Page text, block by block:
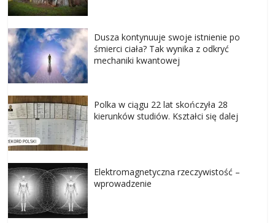
Dusza kontynuuje swoje istnienie po
śmierci ciała? Tak wynika z odkryć
mechaniki kwantowej
Polka w ciągu 22 lat skończyła 28
kierunków studiów. Kształci się dalej
Elektromagnetyczna rzeczywistość –
wprowadzenie